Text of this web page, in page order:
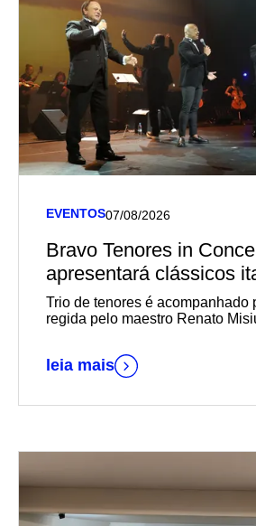
EVENTOS07/08/2026
Bravo Tenores in
apresentará clássicos
Teatro Univates
Trio de tenores é acompanhado
regida pelo maestro Renato
leia mais